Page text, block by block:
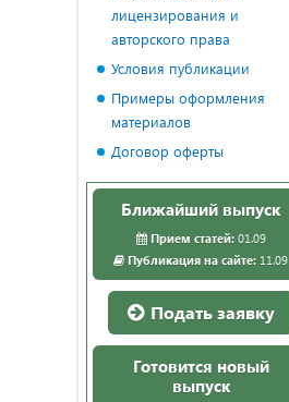
лицензирования и
авторского права
Условия публикации
Примеры оформления
материалов
Договор оферты
Ближайший выпуск
Прием статей:01.09
Публикация на сайте: 11.09
Подать заявку
Готовится новый
выпуск